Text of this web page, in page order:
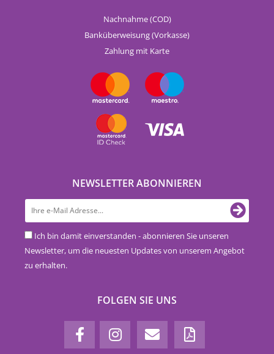
Nachnahme (COD)
Banküberweisung (Vorkasse)
Zahlung mit Karte
NEWSLETTER ABONNIEREN
Ich bin damit einverstanden - abonnieren Sie unseren
Newsletter, um die neuesten Updates von unserem Angebot
zu erhalten.
FOLGEN SIE UNS